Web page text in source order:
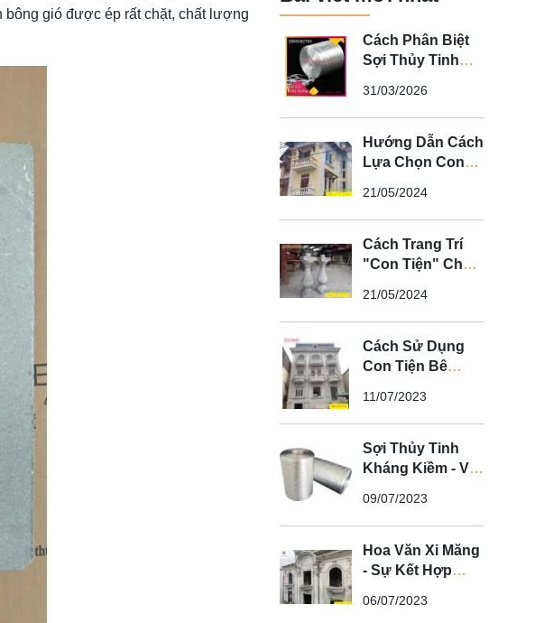
bông gió được ép rất chặt, chất lượng
Cách Phân Biệt
Sợi Thủy Tinh
Sợi Thủy Tinh
Không Kháng
Kiềm
31/03/2026
Hướng Dẫn Cách
Lựa Chọn Con
Cho Lan Can
21/05/2024
Cách Trang Trí
"Con Tiện" Cho
Thự Tân Cổ Điển
21/05/2024
Cách Sử Dụng
Con Tiện Bê
Thự Tân Cổ Điển
- Nghệ Thuật Xi
Măng
11/07/2023
Sợi Thủy Tinh
Kháng Kiềm - Vì
GFRC Phải Sử
Dụng Sợi Thủy
Tinh Kháng
Kiềm?
09/07/2023
Hoa Văn Xi Măng
- Sự Kết Hợp
Nghệ Thuật và
06/07/2023